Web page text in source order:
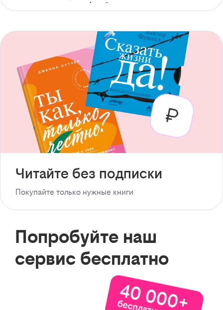
с доступом офлайн
Читайте без подписки
Покупайте только нужные книги
Попробуйте наш
сервис бесплатно